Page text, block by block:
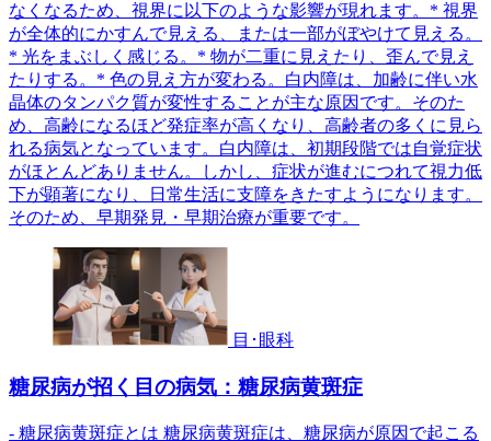
なくなるため、視界に以下のような影響が現れます。* 視界
が全体的にかすんで見える、または一部がぼやけて見える。
* 光をまぶしく感じる。* 物が二重に見えたり、歪んで見え
たりする。* 色の見え方が変わる。白内障は、加齢に伴い水
晶体のタンパク質が変性することが主な原因です。そのた
め、高齢になるほど発症率が高くなり、高齢者の多くに見ら
れる病気となっています。白内障は、初期段階では自覚症状
がほとんどありません。しかし、症状が進むにつれて視力低
下が顕著になり、日常生活に支障をきたすようになります。
そのため、早期発見・早期治療が重要です。
目･眼科
糖尿病が招く目の病気：糖尿病黄斑症
- 糖尿病黄斑症とは 糖尿病黄斑症は、糖尿病が原因で起こる